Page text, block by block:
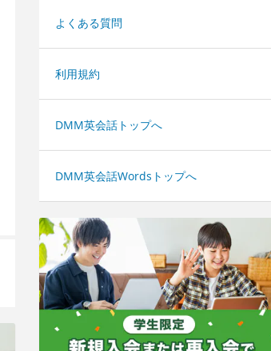
よくある質問
利用規約
DMM英会話トップへ
DMM英会話Wordsトップへ